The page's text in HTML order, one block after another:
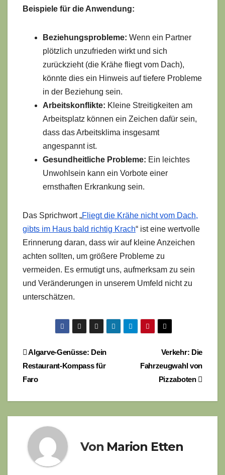
Beispiele für die Anwendung:
Beziehungsprobleme: Wenn ein Partner
plötzlich unzufrieden wirkt und sich
zurückzieht (die Krähe fliegt vom Dach),
könnte dies ein Hinweis auf tiefere Probleme
in der Beziehung sein.
Arbeitskonflikte: Kleine Streitigkeiten am
Arbeitsplatz können ein Zeichen dafür sein,
dass das Arbeitsklima insgesamt
angespannt ist.
Gesundheitliche Probleme: Ein leichtes
Unwohlsein kann ein Vorbote einer
ernsthaften Erkrankung sein.
Das Sprichwort „Fliegt die Krähe nicht vom Dach,
gibts im Haus bald richtig Krach“ ist eine wertvolle
Erinnerung daran, dass wir auf kleine Anzeichen
achten sollten, um größere Probleme zu
vermeiden. Es ermutigt uns, aufmerksam zu sein
und Veränderungen in unserem Umfeld nicht zu
unterschätzen.
BeitragsnavigationVerkehr: Die
Fahrzeugwahl von
Pizzaboten
Algarve-Genüsse: Dein
Restaurant-Kompass für
Faro
Von Marion Etten